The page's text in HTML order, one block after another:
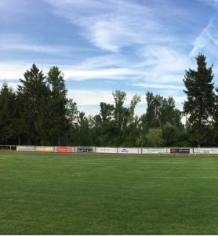
Zu
Inhalten
springen